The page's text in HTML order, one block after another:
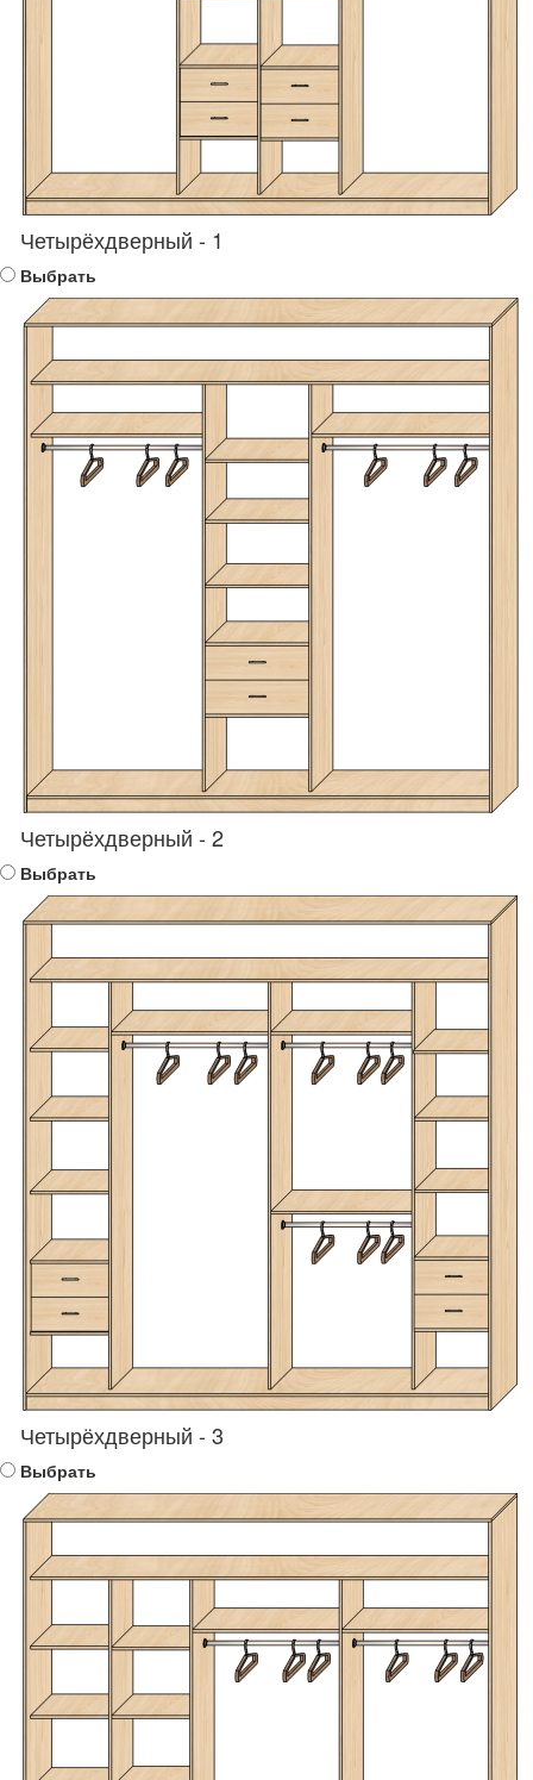
Четырёхдверный - 1
Выбрать
Четырёхдверный - 2
Выбрать
Четырёхдверный - 3
Выбрать